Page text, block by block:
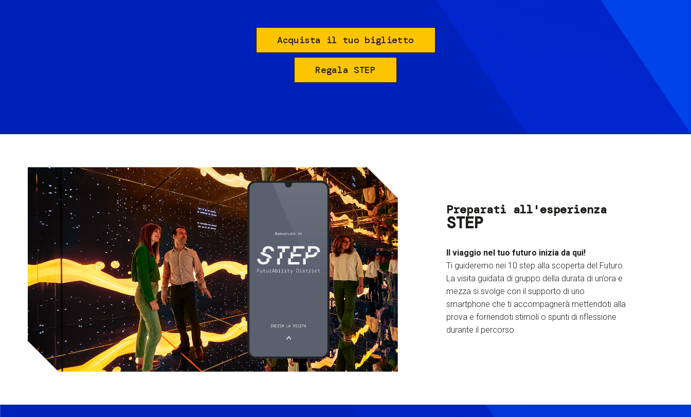
Acquista il tuo biglietto
Regala STEP
Preparati all'esperienza
STEP
Il viaggio nel tuo futuro inizia da qui!
Ti guideremo nei 10 step alla scoperta del Futuro.
La visita guidata di gruppo della durata di un’ora e
mezza si svolge con il supporto di uno
smartphone che ti accompagnerà mettendoti alla
prova e fornendoti stimoli o spunti di riflessione
durante il percorso.